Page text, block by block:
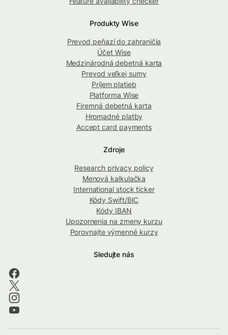
Produkty Wise
Prevod peňazí do zahraničia
Účet Wise
Medzinárodná debetná karta
Prevod veľkej sumy
Príjem platieb
Platforma Wise
Firemná debetná karta
Hromadné platby
Accept card payments
Zdroje
Research privacy policy
Menová kalkulačka
International stock ticker
Kódy Swift/BIC
Kódy IBAN
Upozornenia na zmeny kurzu
Porovnajte výmenné kurzy
Sledujte nás